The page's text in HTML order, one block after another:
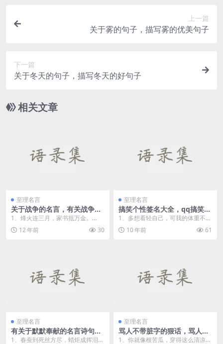
上一篇
关于雾的句子，描写雾的优美句子
下一篇
关于冬天的句子，描写冬天的好句子
相关文章
至理名言
关于战争的名言，有关战争的
古诗句
1、烽火连三月，家书抵万金。
—— 杜甫《春望》 &nb...
12 年前 30
至理名言
搞笑个性签名大全，qq搞笑签
名1、多想看轻自己，可我的体重不允
许。 2、工作的最高境界就是看着
别...10 年前 61
至理名言
有关于默默奉献的名言诗句，
表现奉献精神的古诗句
1、春蚕到死丝方尽，蜡炬成挥泪始
至理名言
骂人不带脏字的狠话，骂人不
带脏字的句子
1、你就像根苦瓜，穿得这么清凉，